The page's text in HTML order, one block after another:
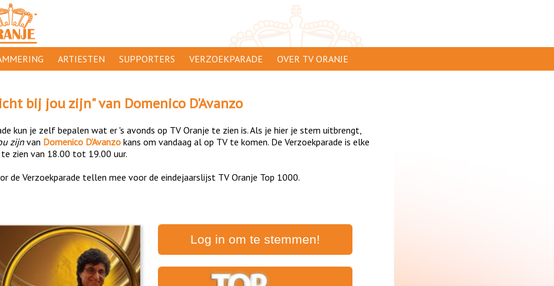
OP TV ORANJE
TOP 1000
ARTIESTEN SUPPORTERS
AANMELDEN
VERZOEKPARADE OVER TV ORANJE
ADVERTEREN
PRIVACY
bij jou zijn" van Domenico D'Avanzo
kun je zelf bepalen wat er 's avonds op TV Oranje te zien is. Als je hier je stem uitbrengt,
zijn van Domenico D'Avanzo kans om vandaag al op TV te komen. De Verzoekparade is elke
te zien van 18.00 tot 19.00 uur.
de Verzoekparade tellen mee voor de eindejaarslijst TV Oranje Top 1000.
Log in om te stemmen!